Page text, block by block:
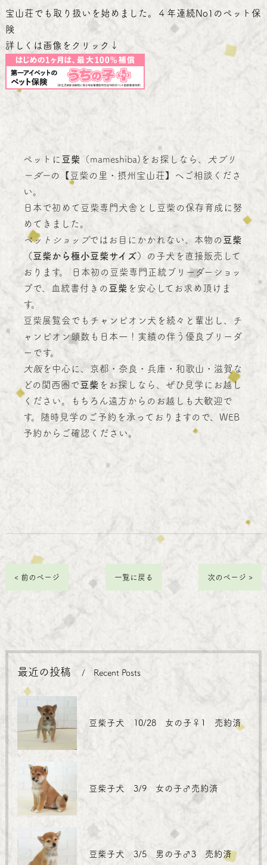
宝山荘でも取り扱いを始めました。４年連続No1のペット保
険‎
詳しくは画像をクリック↓
ペットに 豆柴 （mameshiba)をお探しなら、
犬ブリ
ーダーの【豆柴の里・摂州宝山荘】へご相談くださ
い。
日本で初めて豆柴専門犬舎とし豆柴の保存育成に努
めてきました。
ペットショップではお目にかかれない、本物の豆柴
（豆柴から極小豆柴サイズ）
の子犬を直接販売して
おります。 日本初の豆柴専門正統ブリーダーショッ
プで、血統書付きの豆柴 を安心してお求め頂けま
す。
豆柴展覧会でもチャンピオン犬を続々と輩出し、チ
ャンピオン頭数も日本一！実績の伴う優良ブリーダ
ーです。
大阪を中心に、京都・奈良・兵庫・和歌山・滋賀な
どの関西圏で豆柴 をお探しなら、ぜひ見学にお越し
ください。もちろん遠方からのお越しも大歓迎で
す。随時見学のご予約を承っておりますので、WEB
予約からご確認ください。
< 前のページ 一覧に戻る 次のページ >
最近の投稿 Recent Posts
豆柴子犬 10/28 女の子♀1 売約済
豆柴子犬 3/9 女の子♂売約済
豆柴子犬 3/5 男の子♂3 売約済